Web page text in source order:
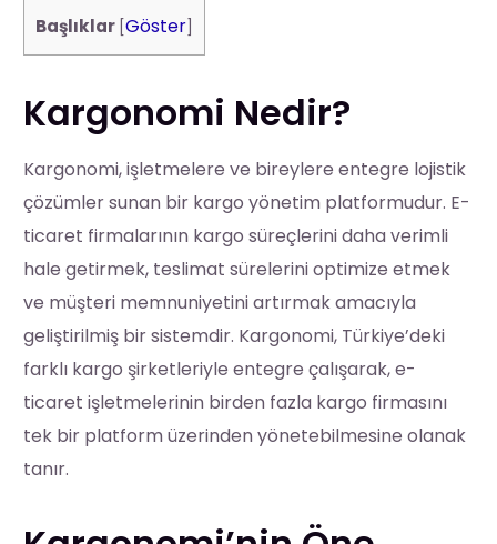
Başlıklar [Göster
Kargonomi Nedir?
Kargonomi, işletmelere ve bireylere entegre lojistik
çözümler sunan bir kargo yönetim platformudur. E-
ticaret firmalarının kargo süreçlerini daha verimli
hale getirmek, teslimat sürelerini optimize etmek
ve müşteri memnuniyetini artırmak amacıyla
geliştirilmiş bir sistemdir. Kargonomi, Türkiye’deki
farklı kargo şirketleriyle entegre çalışarak, e-
ticaret işletmelerinin birden fazla kargo firmasını
tek bir platform üzerinden yönetebilmesine olanak
tanır.